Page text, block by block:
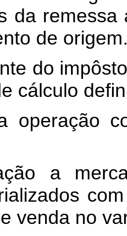
da
de
do
cálculo
operação
a
venda no